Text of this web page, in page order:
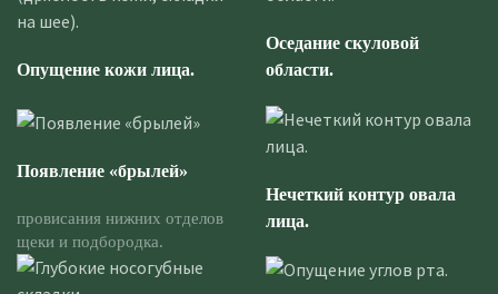
Опущение кожи лица.
Оседание скуловой
области.
Появление «брылей»
провисания нижних отделов
щеки и подбородка.
Нечеткий контур овала
лица.